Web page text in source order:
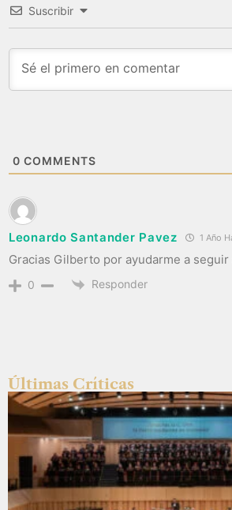
Suscribir
0 COMMENTS
Leonardo Santander Pavez 1 Año
Gracias Gilberto por ayudarme a
0 Responder
Últimas Críticas